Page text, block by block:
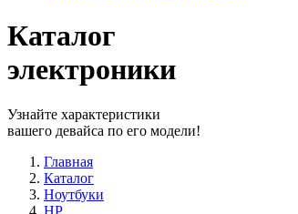
Каталог
электроники
Узнайте характеристики
вашего девайса по его модели!
Главная
Каталог
Ноутбуки
HP